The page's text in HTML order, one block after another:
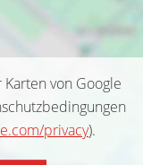
von Google
privacy).